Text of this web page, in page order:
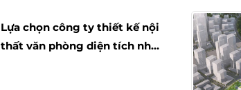
Lựa chọn công ty thiết kế nội
thất văn phòng diện tích nhỏ